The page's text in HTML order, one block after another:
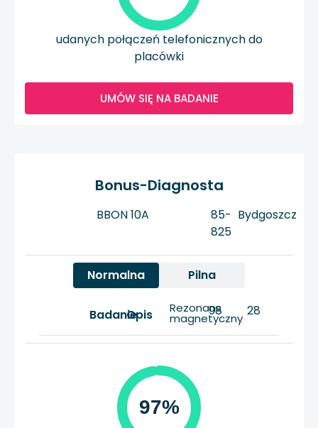
udanych połączeń telefonicznych do
placówki
UMÓW SIĘ NA BADANIE
Bonus-Diagnosta
BBON 10A
85-
825
Bydgoszcz
Normalna Pilna
BadanieOpis Rezonans
magnetyczny
98 28
97%